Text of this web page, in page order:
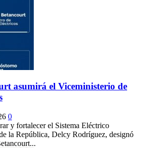
asumirá el Viceministerio de
0
y fortalecer el Sistema Eléctrico
la República, Delcy Rodríguez, designó